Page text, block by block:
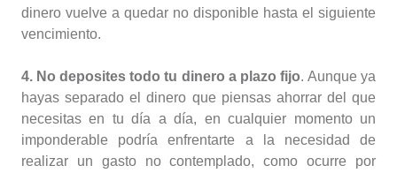
dinero vuelve a quedar no disponible hasta el siguiente
vencimiento.
4. No deposites todo tu dinero a plazo fijo. Aunque ya
hayas separado el dinero que piensas ahorrar del que
necesitas en tu día a día, en cualquier momento un
imponderable podría enfrentarte a la necesidad de
realizar un gasto no contemplado, como ocurre por